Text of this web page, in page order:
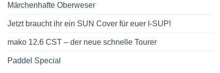
Märchenhafte Oberweser
Jetzt braucht ihr ein SUN Cover für euer I-SUP!
mako 12.6 CST – der neue schnelle Tourer
Paddel Special